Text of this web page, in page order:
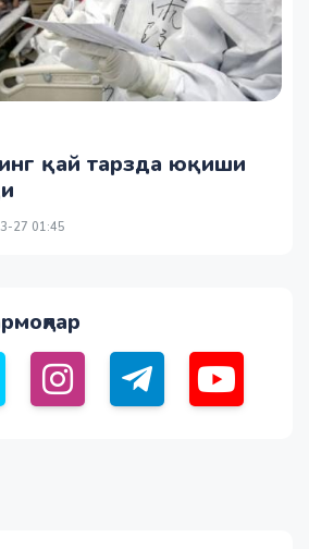
қай тарзда юқиши
27 01:45